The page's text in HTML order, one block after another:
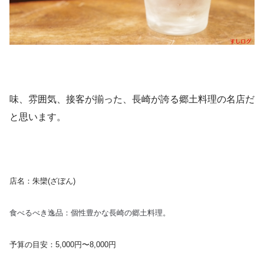
味、雰囲気、接客が揃った、長崎が誇る郷土料理の名店だ
と思います。
店名：朱欒(ざぼん)
食べるべき逸品：個性豊かな長崎の郷土料理。
予算の目安：5,000円〜8,000円